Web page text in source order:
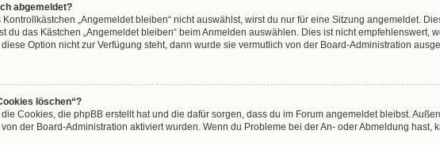
abgemeldet?
„Angemeldet bleiben“ nicht auswählst, wirst du nur für eine Sitzung angemeldet.
du das Kästchen „Angemeldet bleiben“ beim Anmelden auswählen. Dies ist nicht empfehlenswert,
Option nicht zur Verfügung steht, dann wurde sie vermutlich von der Board-Administration
löschen“?
die Cookies, die phpBB erstellt hat und die dafür sorgen, dass du im Forum angemeldet bleibst.
von der Board-Administration aktiviert wurden. Wenn du Probleme bei der An- oder Abmeldung hast,